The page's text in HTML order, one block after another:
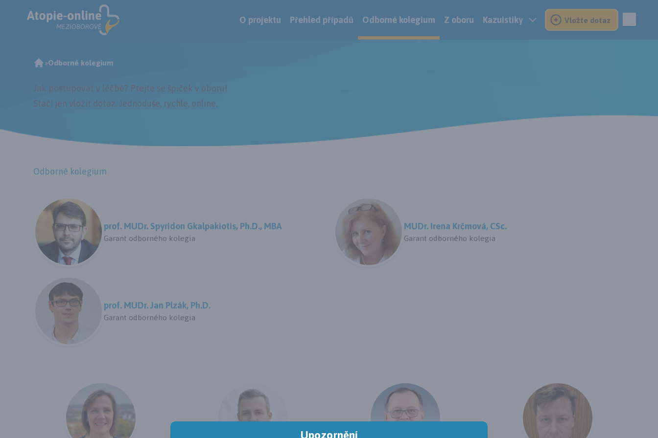
O projektu Přehled případů Odborné kolegium Z oboru Kazuistiky Vložte dotaz
»Odborné kolegium
Jak postupovat v léčbě? Ptejte se špiček v oboru!
Stačí jen vložit dotaz. Jednoduše, rychle, online.
Odborné kolegium
prof. MUDr. Spyridon Gkalpakiotis, Ph.D., MBA
Garant odborného kolegia
MUDr. Irena Krčmová, CSc.
Garant odborného kolegia
prof. MUDr. Jan Plzák, Ph.D.
Garant odborného kolegia
Upozornění